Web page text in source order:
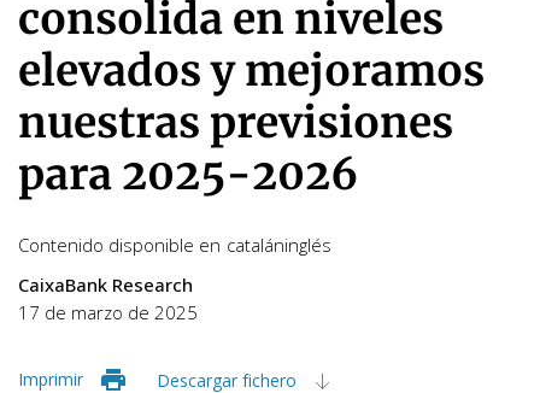
consolida en niveles
elevados y mejoramos
nuestras previsiones
para 2025-2026
Contenido disponible en cataláninglés
CaixaBank Research
17 de marzo de 2025
Imprimir Descargar fichero